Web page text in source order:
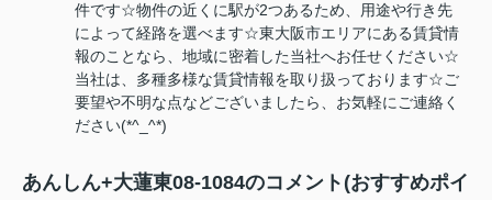
件です☆物件の近くに駅が2つあるため、用途や行き先
によって経路を選べます☆東大阪市エリアにある賃貸情
報のことなら、地域に密着した当社へお任せください☆
当社は、多種多様な賃貸情報を取り扱っております☆ご
要望や不明な点などございましたら、お気軽にご連絡く
ださい(*^_^*)
あんしん+大蓮東08-1084のコメント(おすすめポイ